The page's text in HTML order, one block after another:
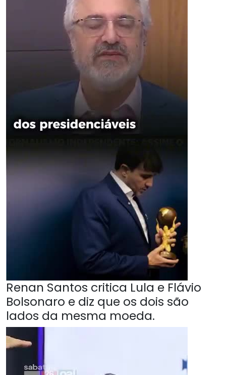
Renan Santos critica Lula e Flávio
Bolsonaro e diz que os dois são
lados da mesma moeda.